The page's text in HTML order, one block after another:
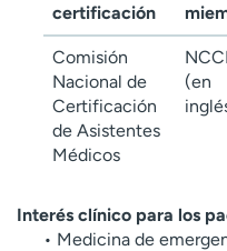
certificación
Comisión
Nacional de
Certificación
de Asistentes
Médicos
(en
Interés clínico para los
• Medicina de